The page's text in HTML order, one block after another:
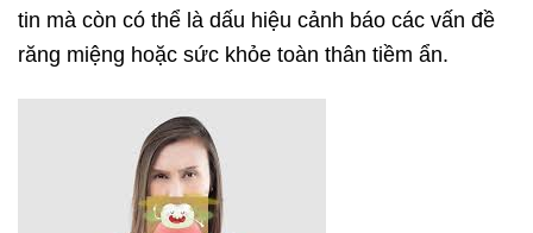
tin mà còn có thể là dấu hiệu cảnh báo các vấn đề
răng miệng hoặc sức khỏe toàn thân tiềm ẩn.